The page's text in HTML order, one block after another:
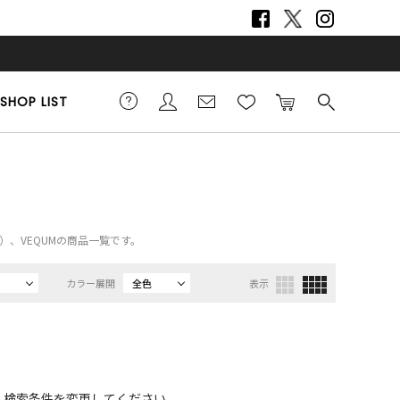
SHOP LIST
VEQUMの商品一覧です。
カラー展開 全色 表示